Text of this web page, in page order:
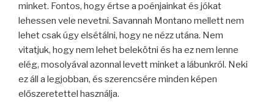
minket. Fontos, hogy értse a poénjainkat és jókat
lehessen vele nevetni. Savannah Montano mellett nem
lehet csak úgy elsétálni, hogy ne nézz utána. Nem
vitatjuk, hogy nem lehet belekötni és ha ez nem lenne
elég, mosolyával azonnal levett minket a lábunkról. Neki
ez áll a legjobban, és szerencsére minden képen
előszeretettel használja.